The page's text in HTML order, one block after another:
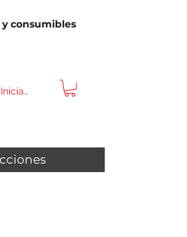
consumibles
Iniciar sesión